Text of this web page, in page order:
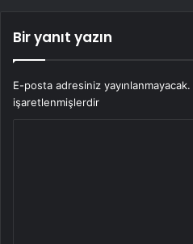
Bir yanıt yazın
E-posta adresiniz yayınlanmayacak.
işaretlenmişlerdir